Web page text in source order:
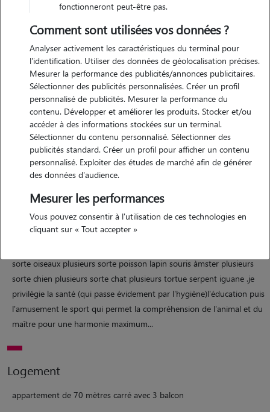
Motivation
je souhaite garder des animaux car j'ai toujours aimer(adoré) la
nature et donc ce qui va avec ,les animaux sa a toujours était mes
meilleur compagnon.je considere les animaux presque au dessus de
la race humaine car il ne son pas pourrie de l'intérieur.
Expérience
jai toujours eu des animaux de compagnie depuis ma naissance , les
sorte oiseaux plusieurs sorte poisson lapin souris àmster plusieurs
sorte chien plusieurs sorte chat plusieurs tortue serpent iguane .je
privilégie la santé (qui passe évidement par l'hygiène)l'éducation puis
l'amusement le sport qui permet la compréhension de l'animal et du
maître pour une harmonie maximum...
Logement
appartement de 70 mètres carré avec 3 balcon
fonctionneront peut-être pas.
Comment sont utilisées vos données ?
Analyser activement les caractéristiques du terminal pour
l'identification. Utiliser des données de géolocalisation précises.
Mesurer la performance des publicités/annonces publicitaires.
Sélectionner des publicités personnalisées. Créer un profil
personnalisé de publicités. Mesurer la performance du
contenu. Développer et améliorer les produits. Stocker et/ou
accéder à des informations stockées sur un terminal.
Sélectionner du contenu personnalisé. Sélectionner des
publicités standard. Créer un profil pour afficher un contenu
personnalisé. Exploiter des études de marché afin de générer
des données d'audience.
Mesurer les performances
Vous pouvez consentir à l'utilisation de ces technologies en
cliquant sur « Tout accepter »